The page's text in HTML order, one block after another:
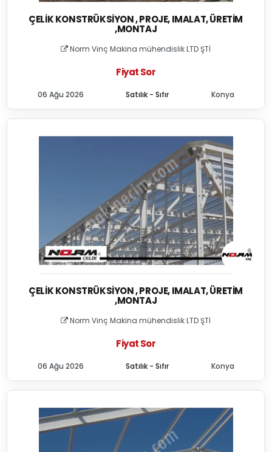
ÇELIK KONSTRÜKSIYON , PROJE, IMALAT, ÜRETIM
,MONTAJ
Norm Vinç Makina mühendislik LTD ŞTİ
Fiyat Sor
Satılık - Sıfır
06 Ağu 2026 Konya
ÇELIK KONSTRÜKSIYON , PROJE, IMALAT, ÜRETIM
,MONTAJ
Norm Vinç Makina mühendislik LTD ŞTİ
Fiyat Sor
Satılık - Sıfır
06 Ağu 2026 Konya